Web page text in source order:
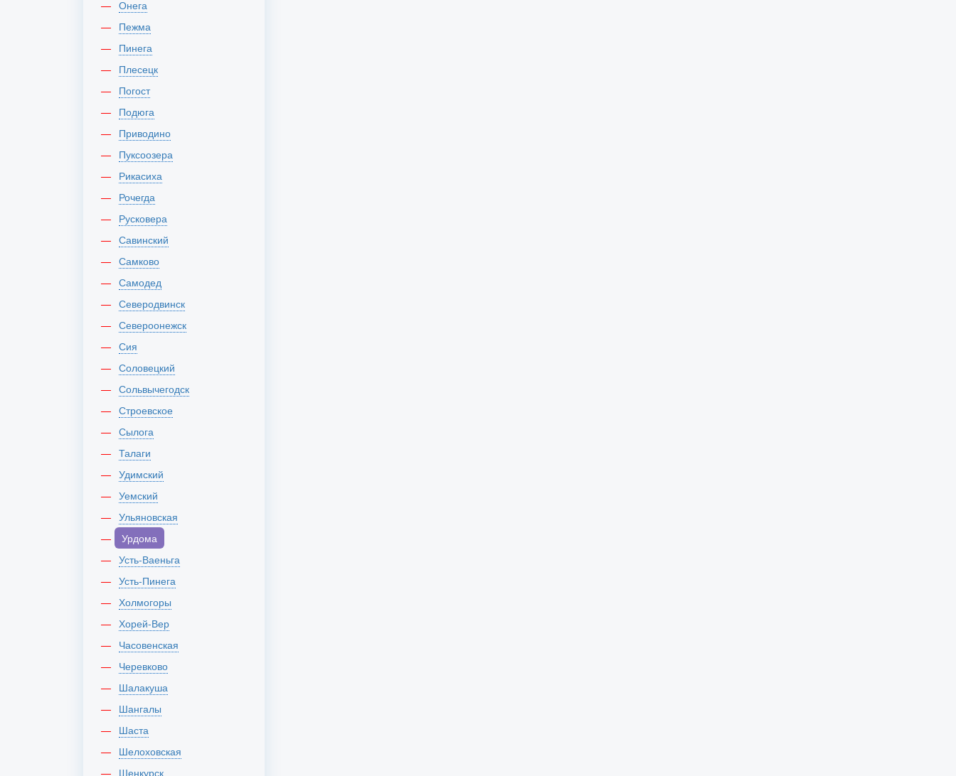
Онега
Пежма
Пинега
Плесецк
Погост
Подюга
Приводино
Пуксоозера
Рикасиха
Рочегда
Русковера
Савинский
Самково
Самодед
Северодвинск
Североонежск
Сия
Соловецкий
Сольвычегодск
Строевское
Сылога
Талаги
Удимский
Уемский
Ульяновская
Урдома
Усть-Ваеньга
Усть-Пинега
Холмогоры
Хорей-Вер
Часовенская
Черевково
Шалакуша
Шангалы
Шаста
Шелоховская
Шенкурск